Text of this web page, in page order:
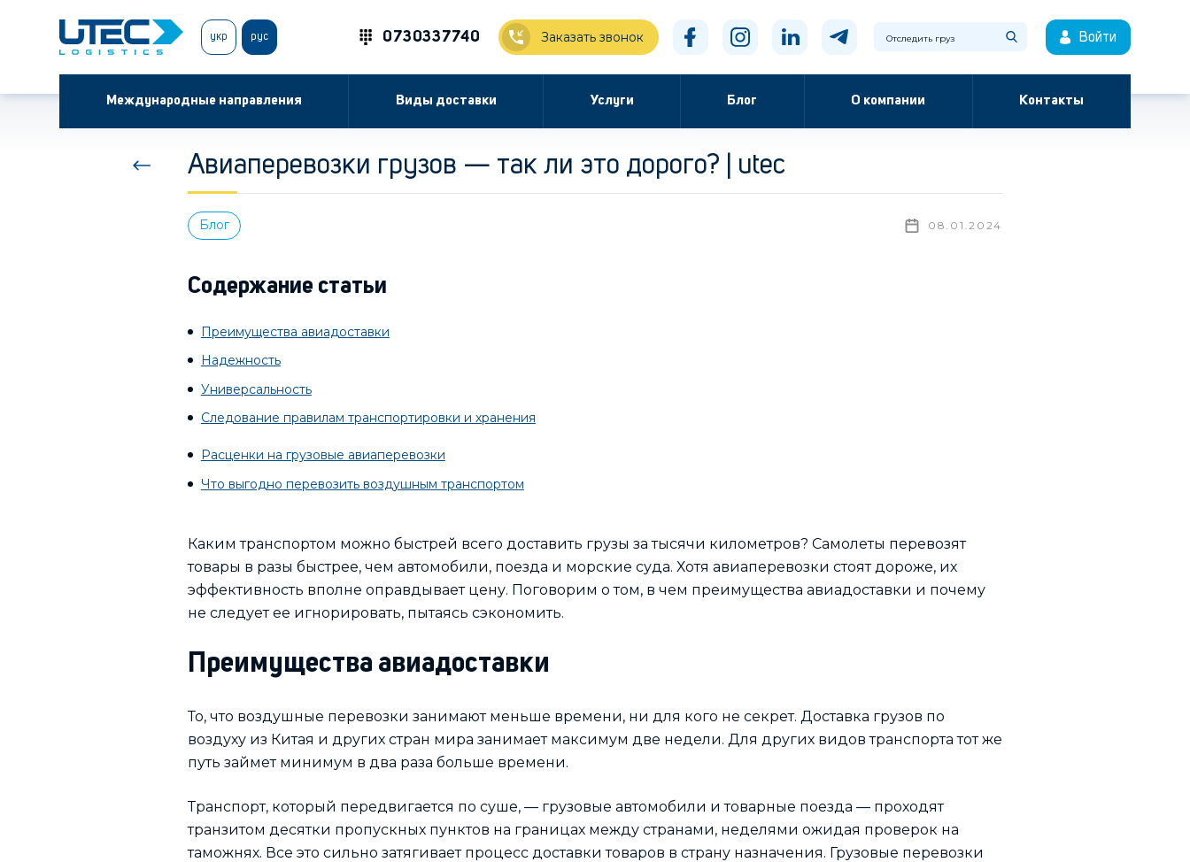
укр рус 0730337740 Заказать звонок Войти
Международные направления Виды доставки Услуги Блог О компании Контакты
Авиаперевозки грузов — так ли это дорого? | utec
Блог 08.01.2024
Содержание статьи
Преимущества авиадоставки
Надежность
Универсальность
Следование правилам транспортировки и хранения
Расценки на грузовые авиаперевозки
Что выгодно перевозить воздушным транспортом
Каким транспортом можно быстрей всего доставить грузы за тысячи километров? Самолеты перевозят
товары в разы быстрее, чем автомобили, поезда и морские суда. Хотя авиаперевозки стоят дороже, их
эффективность вполне оправдывает цену. Поговорим о том, в чем преимущества авиадоставки и почему
не следует ее игнорировать, пытаясь сэкономить.
Преимущества авиадоставки
То, что воздушные перевозки занимают меньше времени, ни для кого не секрет. Доставка грузов по
воздуху из Китая и других стран мира занимает максимум две недели. Для других видов транспорта тот же
путь займет минимум в два раза больше времени.
Транспорт, который передвигается по суше, — грузовые автомобили и товарные поезда — проходят
транзитом десятки пропускных пунктов на границах между странами, неделями ожидая проверок на
таможнях. Все это сильно затягивает процесс доставки товаров в страну назначения. Грузовые перевозки